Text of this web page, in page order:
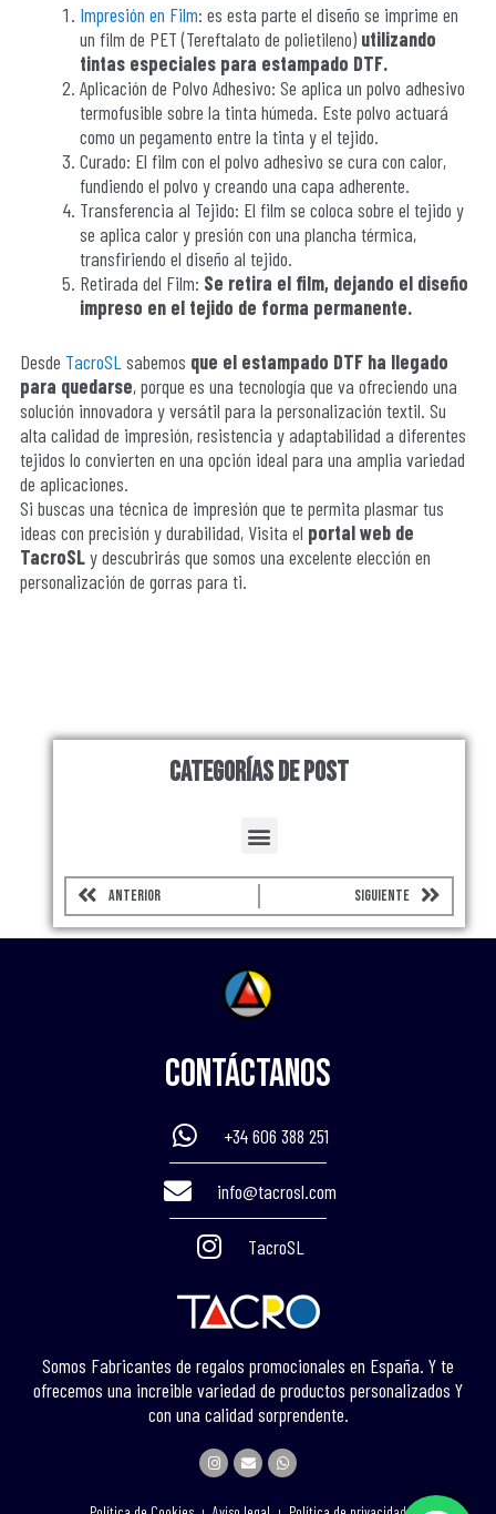
Impresión en Film: es esta parte el diseño se imprime en
un film de PET (Tereftalato de polietileno) utilizando
tintas especiales para estampado DTF.
Aplicación de Polvo Adhesivo: Se aplica un polvo adhesivo
termofusible sobre la tinta húmeda. Este polvo actuará
como un pegamento entre la tinta y el tejido.
Curado: El film con el polvo adhesivo se cura con calor,
fundiendo el polvo y creando una capa adherente.
Transferencia al Tejido: El film se coloca sobre el tejido y
se aplica calor y presión con una plancha térmica,
transfiriendo el diseño al tejido.
Retirada del Film: Se retira el film, dejando el diseño
impreso en el tejido de forma permanente.
Desde TacroSL sabemos que el estampado DTF ha llegado
para quedarse, porque es una tecnología que va ofreciendo una
solución innovadora y versátil para la personalización textil. Su
alta calidad de impresión, resistencia y adaptabilidad a diferentes
tejidos lo convierten en una opción ideal para una amplia variedad
de aplicaciones.
Si buscas una técnica de impresión que te permita plasmar tus
ideas con precisión y durabilidad, Visita el portal web de
TacroSLy descubrirás que somos una excelente elección en
personalización de gorras para ti.
Categorías de Post
Menu
Prev
ANTERIOR SIGUIENTE Next
Contáctanos
+34 606 388 251
info@tacrosl.com
TacroSL
Somos Fabricantes de regalos promocionales en España. Y te
ofrecemos una increible variedad de productos personalizados Y
con una calidad sorprendente.
I
n
s
E
n
v
W
h
a